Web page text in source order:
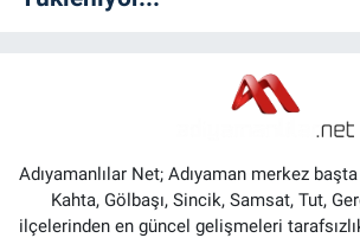
Adıyamanlılar Net; Adıyaman merkez
Kahta, Gölbaşı, Sincik, Samsat, Tut,
ilçelerinden en güncel gelişmeleri